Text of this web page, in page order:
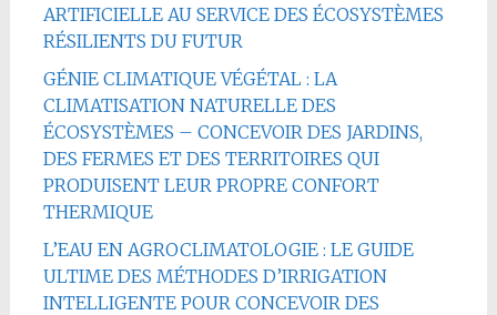
ARTIFICIELLE AU SERVICE DES ÉCOSYSTÈMES
RÉSILIENTS DU FUTUR
GÉNIE CLIMATIQUE VÉGÉTAL : LA
CLIMATISATION NATURELLE DES
ÉCOSYSTÈMES – CONCEVOIR DES JARDINS,
DES FERMES ET DES TERRITOIRES QUI
PRODUISENT LEUR PROPRE CONFORT
THERMIQUE
L’EAU EN AGROCLIMATOLOGIE : LE GUIDE
ULTIME DES MÉTHODES D’IRRIGATION
INTELLIGENTE POUR CONCEVOIR DES